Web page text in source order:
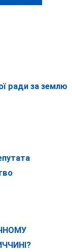
ради за землю